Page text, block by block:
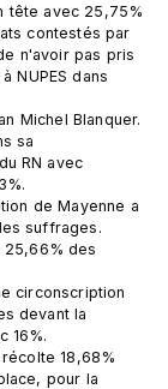
tête avec 25,75%
contestés par
n'avoir pas pris
NUPES dans
Michel Blanquer.
sa
RN avec
de Mayenne a
suffrages.
25,66% des
circonscription
devant la
16%.
18,68%
pour la